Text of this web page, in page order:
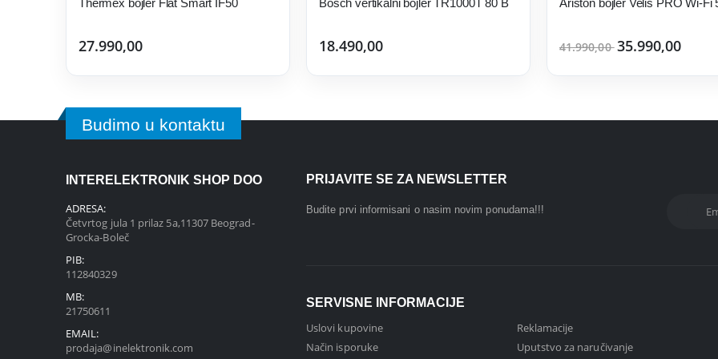
27.990,00 18.490,00 41.990,0035.990,00
Budimo u kontaktu
INTERELEKTRONIK SHOP DOO
ADRESA:
Četvrtog jula 1 prilaz 5a,11307 Beograd-
Grocka-Boleč
PIB:
112840329
MB:
21750611
EMAIL:
prodaja@inelektronik.com
PRIJAVITE SE ZA NEWSLETTER
Budite prvi informisani o nasim novim ponudama!!!
SERVISNE INFORMACIJE
Uslovi kupovine
Način isporuke
Reklamacije
Uputstvo za naručivanje